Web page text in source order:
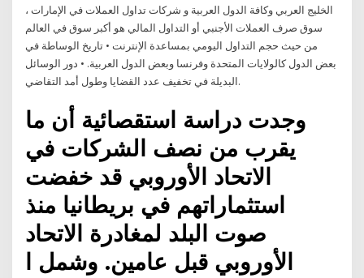
الخليج العربي وكافة الدول العربية و شركات تداول العملات في الإمارات ،
سوق صرف العملات الأجنبي أو التداول المالي هو أكبر سوق في العالم
من حيث حجم التداول اليومي بمساعدة الإنترنت • تاريخ الوساطة في
بعض الدول كالولايات المتحدة وفرنسا وبعض الدول العربية. • دور الوسائل
البديلة في تخفيف عدد القضايا وطول أمد التقاضي.
وجدت دراسة استقصائية أن ما
يقرب من نصف الشركات في
الاتحاد الأوروبي قد خفضت
استثماراتهم في بريطانيا منذ
صوت البلد لمغادرة الاتحاد
الأوروبي قبل عامين. وشمل ا